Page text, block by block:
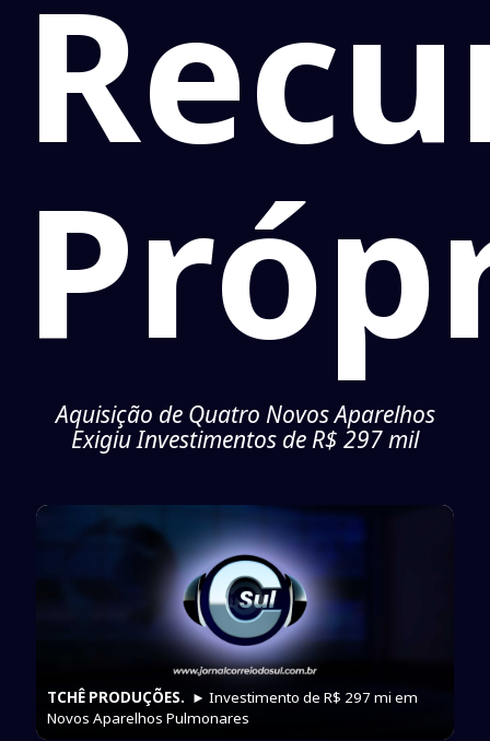
Aquisição de Quatro Novos Aparelhos
Exigiu Investimentos de R$ 297 mil
TCHÊ PRODUÇÕES. ► Investimento de R$ 297 mi em
Novos Aparelhos Pulmonares